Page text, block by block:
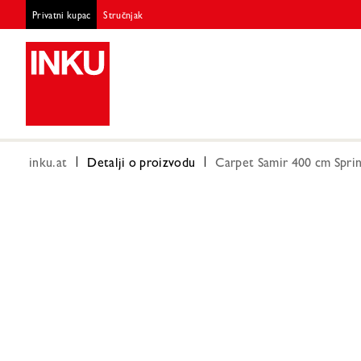
Privatni kupac Stručnjak
inku.at Detalji o proizvodu Carpet Samir 400 cm